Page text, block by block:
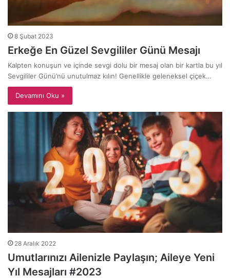
8 Şubat 2023
Erkeğe En Güzel Sevgililer Günü Mesajı
Kalpten konuşun ve içinde sevgi dolu bir mesaj olan bir kartla bu yıl
Sevgililer Günü’nü unutulmaz kılın! Genellikle geleneksel çiçek…
Devamını Oku »
28 Aralık 2022
Umutlarınızı Ailenizle Paylaşın; Aileye Yeni
Yıl Mesajları #2023